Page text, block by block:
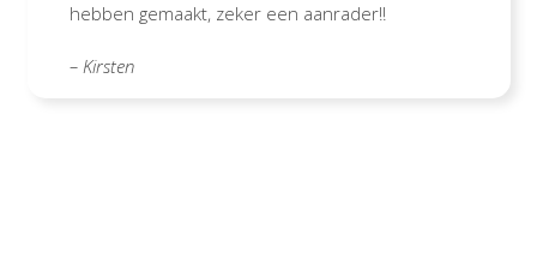
hebben gemaakt, zeker een aanrader!!
– Kirsten